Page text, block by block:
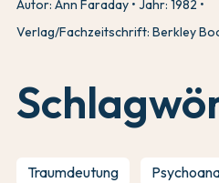
Autor: Ann Faraday
Jahr: 1982
Verlag/Fachzeitschrift: Berkley
Traumdeutung